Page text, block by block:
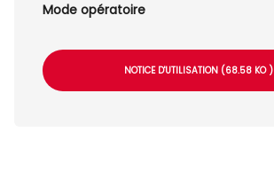
Mode opératoire
NOTICE D'UTILISATION (68.58 KO )